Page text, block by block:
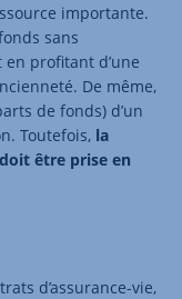
importante.
sans
profitant d’une
De même,
de fonds) d’un
Toutefois, la
être prise en
d’assurance-vie,